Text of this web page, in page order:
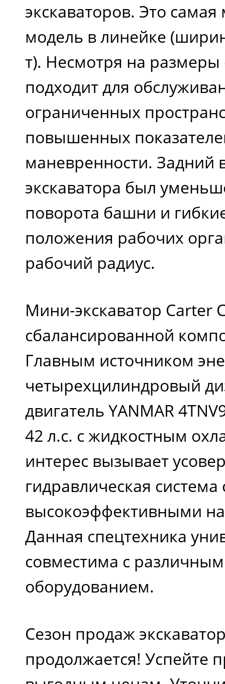
экскаваторов. Это самая
модель в линейке
т). Несмотря на
подходит для
ограниченных
повышенных
маневренности. Задний
экскаватора был
поворота башни и
положения рабочих
рабочий радиус.
Мини-экскаватор Carter
сбалансированной
Главным источником
четырехцилиндровый
двигатель YANMAR
42 л.с. с жидкостным
интерес вызывает
гидравлическая система
высокоэффективными
Данная спецтехника
совместима с
оборудованием.
Сезон продаж
продолжается! Успейте